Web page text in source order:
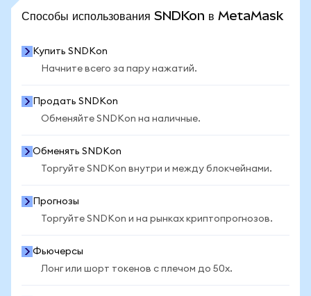
Способы использования SNDKon в MetaMask
Купить SNDKon
Начните всего за пару нажатий.
Продать SNDKon
Обменяйте SNDKon на наличные.
Обменять SNDKon
Торгуйте SNDKon внутри и между блокчейнами.
Прогнозы
Торгуйте SNDKon и на рынках криптопрогнозов.
Фьючерсы
Лонг или шорт токенов с плечом до 50x.